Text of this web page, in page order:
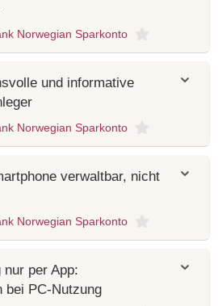
Norwegian Sparkonto
und informative
Norwegian Sparkonto
verwaltbar, nicht
Norwegian Sparkonto
per App:
bei PC-Nutzung